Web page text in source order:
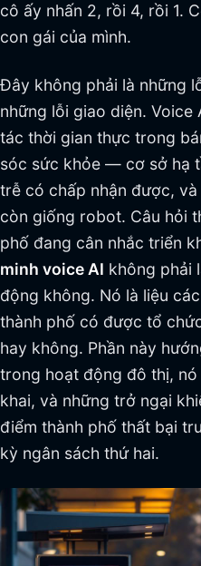
cô ấy nhấn 2, rồi 4, rồi 1.
con gái của mình.
Đây không phải là những
những lỗi giao diện.
tác thời gian thực trong
sóc sức khỏe — cơ sở hạ
trễ có chấp nhận được,
còn giống robot. Câu hỏi
phố đang cân nhắc triển
minh voice AI không phải
động không. Nó là liệu
thành phố có được tổ
hay không. Phần này
trong hoạt động đô thị,
khai, và những trở ngại
điểm thành phố thất bại
kỳ ngân sách thứ hai.